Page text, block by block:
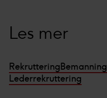
Les mer
RekrutteringBemanning
Lederrekruttering